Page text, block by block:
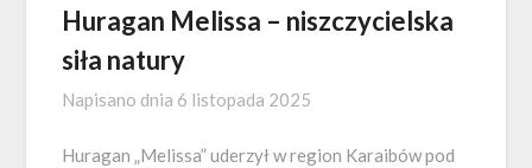
Huragan Melissa – niszczycielska
siła natury
Napisano dnia 6 listopada 2025
Huragan „Melissa” uderzył w region Karaibów pod